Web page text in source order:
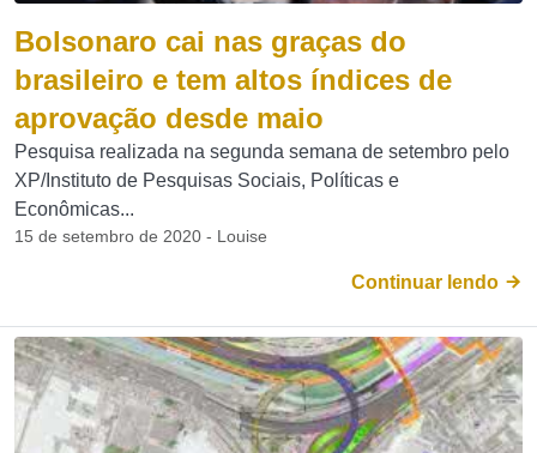
Bolsonaro cai nas graças do
brasileiro e tem altos índices de
aprovação desde maio
Pesquisa realizada na segunda semana de setembro pelo
XP/Instituto de Pesquisas Sociais, Políticas e
Econômicas...
15 de setembro de 2020 - Louise
Continuar lendo